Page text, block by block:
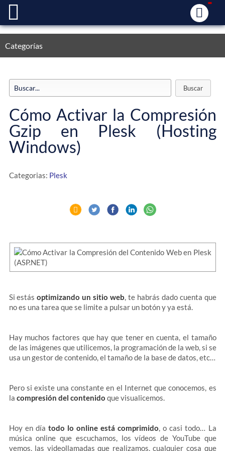
Categorías
Cómo Activar la Compresión
Gzip en Plesk (Hosting
Windows)
Categorias: Plesk
Si estásoptimizando un sitio web, te habrás dado cuenta que
no es una tarea que se limite a pulsar un botón y ya está.
Hay muchos factores que hay que tener en cuenta, el tamaño
de las imágenes que utilicemos, la programación de la web, si se
usa un gestor de contenido, el tamaño de la base de datos, etc…
Pero si existe una constante en el Internet que conocemos, es
la compresión del contenido que visualicemos.
Hoy en día todo lo online está comprimido, o casi todo… La
música online que escuchamos, los vídeos de YouTube que
vemos, las videollamadas que realizamos, cualquier cosa que